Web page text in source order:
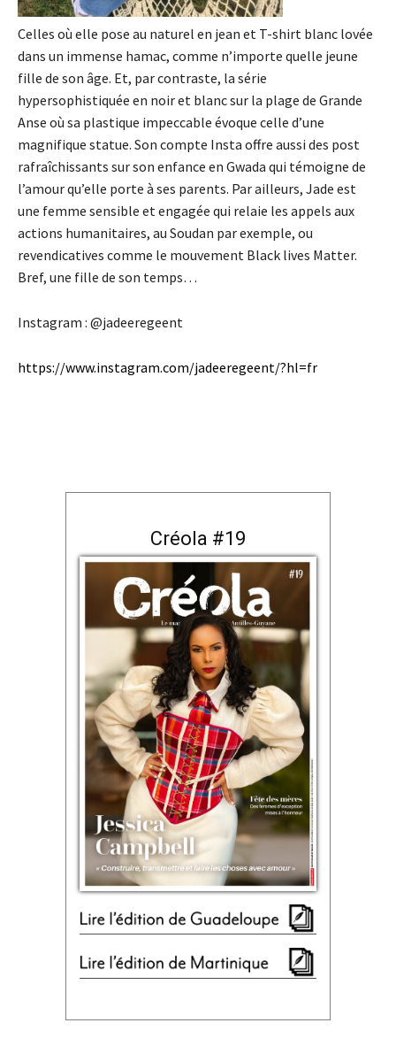
Celles où elle pose au naturel en jean et T-shirt blanc lovée
dans un immense hamac, comme n’importe quelle jeune
fille de son âge. Et, par contraste, la série
hypersophistiquée en noir et blanc sur la plage de Grande
Anse où sa plastique impeccable évoque celle d’une
magnifique statue. Son compte Insta offre aussi des post
rafraîchissants sur son enfance en Gwada qui témoigne de
l’amour qu’elle porte à ses parents. Par ailleurs, Jade est
une femme sensible et engagée qui relaie les appels aux
actions humanitaires, au Soudan par exemple, ou
revendicatives comme le mouvement Black lives Matter.
Bref, une fille de son temps…
Instagram : @jadeeregeent
https://www.instagram.com/jadeeregeent/?hl=fr
Créola #19